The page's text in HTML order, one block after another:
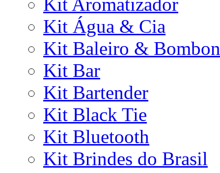
Kit Água & Cia
Kit Baleiro &
Kit Bar
Kit Bartender
Kit Black Tie
Kit Bluetooth
Kit Brindes do Brasil